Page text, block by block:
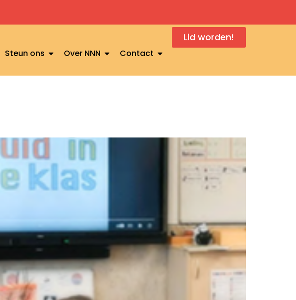
Steun ons Over NNN Contact
Lid worden!